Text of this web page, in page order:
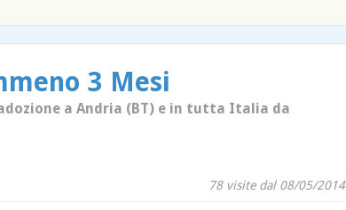
3 Mesi
a Andria (BT) e in tutta Italia da
78 visite dal 08/05/2014